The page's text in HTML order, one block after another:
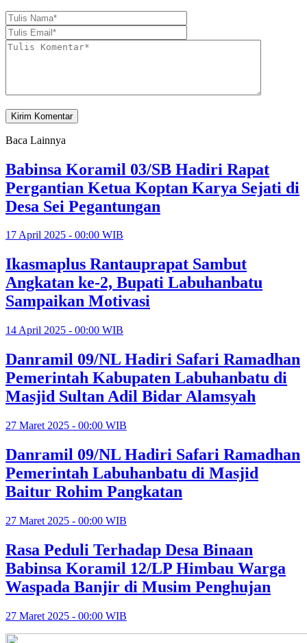
Baca Lainnya
Babinsa Koramil 03/SB Hadiri Rapat
Pergantian Ketua Koptan Karya Sejati di
Desa Sei Pegantungan
17 April 2025 - 00:00 WIB
Ikasmaplus Rantauprapat Sambut
Angkatan ke-2, Bupati Labuhanbatu
Sampaikan Motivasi
14 April 2025 - 00:00 WIB
Danramil 09/NL Hadiri Safari Ramadhan
Pemerintah Kabupaten Labuhanbatu di
Masjid Sultan Adil Bidar Alamsyah
27 Maret 2025 - 00:00 WIB
Danramil 09/NL Hadiri Safari Ramadhan
Pemerintah Labuhanbatu di Masjid
Baitur Rohim Pangkatan
27 Maret 2025 - 00:00 WIB
Rasa Peduli Terhadap Desa Binaan
Babinsa Koramil 12/LP Himbau Warga
Waspada Banjir di Musim Penghujan
27 Maret 2025 - 00:00 WIB